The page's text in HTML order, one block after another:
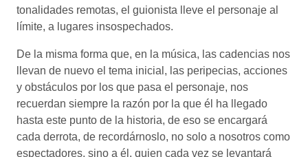
tonalidades remotas, el guionista lleve el personaje al
límite, a lugares insospechados.
De la misma forma que, en la música, las cadencias nos
llevan de nuevo el tema inicial, las peripecias, acciones
y obstáculos por los que pasa el personaje, nos
recuerdan siempre la razón por la que él ha llegado
hasta este punto de la historia, de eso se encargará
cada derrota, de recordárnoslo, no solo a nosotros como
espectadores, sino a él, quien cada vez se levantará